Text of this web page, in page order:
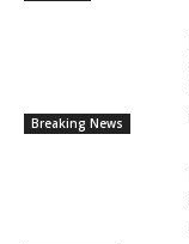
Breaking News